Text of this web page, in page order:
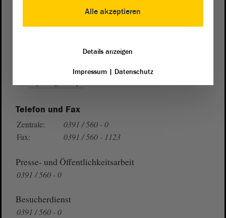
von Sachsen-Anhalt
Domplatz 6–9
Wegbeschreibung
Telefon und Fax
Zentrale:
0391 / 560 - 0
Fax:
0391 / 560 - 1123
Presse- und Öffentlichkeitsarbeit
0391 / 560 - 0
Besucherdienst
0391 / 560 - 0
Alle akzeptieren
Details anzeigen
Impressum| Datenschutz